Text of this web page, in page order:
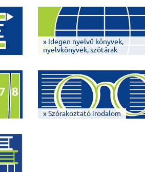
» Idegen nyelvű könyvek,
nyelvkönyvek, szótárak
» Szórakoztató irodalom